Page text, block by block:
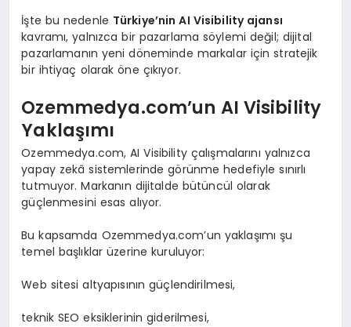
İşte bu nedenle Türkiye’nin AI Visibility ajansı
kavramı, yalnızca bir pazarlama söylemi değil; dijital
pazarlamanın yeni döneminde markalar için stratejik
bir ihtiyaç olarak öne çıkıyor.
Ozemmedya.com’un AI Visibility
Yaklaşımı
Ozemmedya.com, AI Visibility çalışmalarını yalnızca
yapay zekâ sistemlerinde görünme hedefiyle sınırlı
tutmuyor. Markanın dijitalde bütüncül olarak
güçlenmesini esas alıyor.
Bu kapsamda Ozemmedya.com’un yaklaşımı şu
temel başlıklar üzerine kuruluyor:
Web sitesi altyapısının güçlendirilmesi,
teknik SEO eksiklerinin giderilmesi,